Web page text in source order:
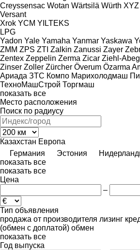
Creyssensac Wotan Wärtsilä Würth XYZ
Versant
Xrok YCM YILTEKS
LPG
Yadon Yale Yamaha Yanmar Yaskawa
ZMM ZPS ZTI Zalkin Zanussi Zayer
Zentex Zeppelin Zerma Zicar Ziehl-
Zinser Zoller Zürcher Överum Özarma
Ариада ЗТС Компо Марихолодмаш
ТехноМашСтрой Торгмаш
показать все
Место расположения
Поиск по радиусу
Казахстан Европа
Германия
Эстония
показать все
показать все
Цена
–
Тип объявления
продажа от производителя лизинг
(обмен с доплатой) обмен
показать все
Год выпуска